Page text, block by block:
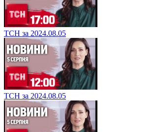
ТСН за 2024.08.05
ТСН за 2024.08.05